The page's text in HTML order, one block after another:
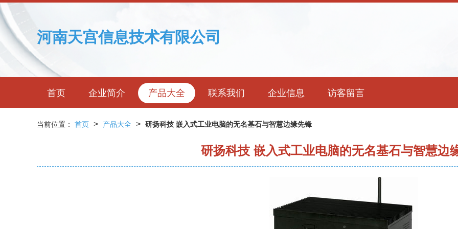
河南天宫信息技术有限公司
首页 企业简介 产品大全 联系我们 企业信息 访客留言
当前位置： 首页 > 产品大全 > 研扬科技 嵌入式工业电脑的无名基石与智慧边缘先锋
研扬科技 嵌入式工业电脑的无名基石与智慧边